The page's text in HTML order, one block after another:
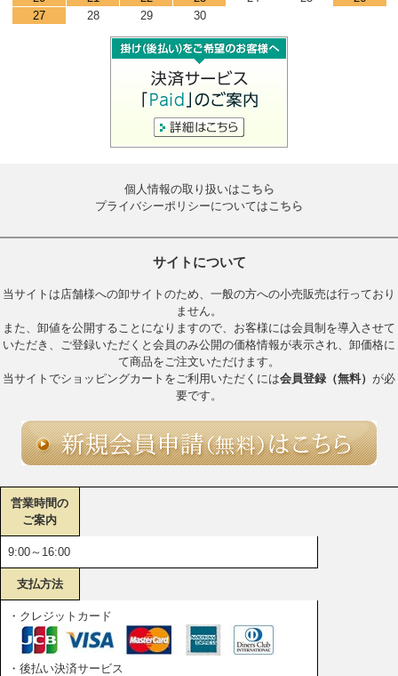
27
28 29 30
個人情報の取り扱いはこちら
プライバシーポリシーについてはこちら
サイトについて
当サイトは店舗様への卸サイトのため、一般の方への小売販売は行っており
ません。
また、卸値を公開することになりますので、お客様には会員制を導入させて
いただき、ご登録いただくと会員のみ公開の価格情報が表示され、卸価格に
て商品をご注文いただけます。
当サイトでショッピングカートをご利用いただくには会員登録（無料） が必
要です。
営業時間の
ご案内
9:00～16:00
支払方法
・クレジットカード
・後払い決済サービス